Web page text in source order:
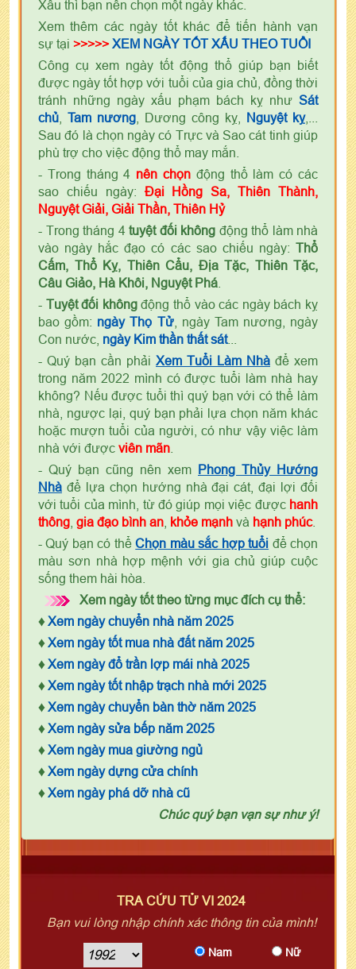
Xấu thì bạn nên chọn một ngày khác.
Xem thêm các ngày tốt khác để tiến hành vạn
sự tại >>>>> XEM NGÀY TỐT XẤU THEO TUỔI
Công cụ xem ngày tốt động thổ giúp bạn biết
được ngày tốt hợp với tuổi của gia chủ, đồng thời
tránh những ngày xấu phạm bách kỵ như Sát
chủ
Tam nương , Dương công kỵ, Nguyệt kỵ,...
Sau đó là chọn ngày có Trực và Sao cát tinh giúp
phù trợ cho việc động thổ may mắn.
- Trong tháng 4 nên chọn động thổ làm có các
sao chiếu ngày: Đại Hồng Sa, Thiên Thành,
Nguyệt Giải, Giải Thần, Thiên Hỷ
- Trong tháng 4 tuyệt đối không động thổ làm nhà
vào ngày hắc đạo có các sao chiếu ngày: Thổ
Cấm, Thổ Kỵ, Thiên Cẩu, Địa Tặc, Thiên Tặc,
Câu Giảo, Hà Khôi, Nguyệt Phá
- Tuyệt đối khôngđộng thổ vào các ngày bách kỵ
bao gồm: ngày Thọ Tử, ngày Tam nương, ngày
Con nước, ngày Kim thần thất sát...
- Quý bạn cần phải Xem Tuổi Làm Nhà để xem
trong năm 2022 mình có được tuổi làm nhà hay
không? Nếu được tuổi thì quý bạn với có thể làm
nhà, ngược lại, quý bạn phải lựa chọn năm khác
hoặc mượn tuổi của người, có như vậy việc làm
nhà với được viên mãn
- Quý bạn cũng nên xem Phong Thủy Hướng
Nhà để lựa chọn hướng nhà đại cát, đại lợi đối
với tuổi của mình, từ đó giúp mọi việc được hanh
thông gia đạo bình an khỏe mạnh và hạnh phúc.
- Quý bạn có thểChọn màu sắc hợp tuổi để chọn
màu sơn nhà hợp mệnh với gia chủ giúp cuộc
sống them hài hòa.
Xem ngày tốt theo từng mục đích cụ thể:
♦ Xem ngày chuyển nhà năm 2025
♦ Xem ngày tốt mua nhà đất năm 2025
♦ Xem ngày đổ trần lợp mái nhà 2025
♦ Xem ngày tốt nhập trạch nhà mới 2025
♦ Xem ngày chuyển bàn thờ năm 2025
♦ Xem ngày sửa bếp năm 2025
♦ Xem ngày mua giường ngủ
♦ Xem ngày dựng cửa chính
♦ Xem ngày phá dỡ nhà cũ
Chúc quý bạn vạn sự như ý!
TRA CỨU TỬ VI 2024
Bạn vui lòng nhập chính xác thông tin của mình!
Nam Nữ